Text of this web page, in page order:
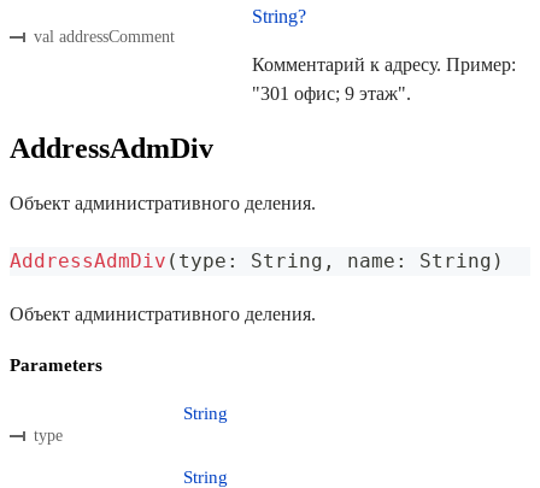
val addressComment
String?
Комментарий к адресу. Пример:
"301 офис; 9 этаж".
AddressAdmDiv
Объект административного деления.
AddressAdmDiv ( type : String , name : String )
Объект административного деления.
Parameters
type
String
String